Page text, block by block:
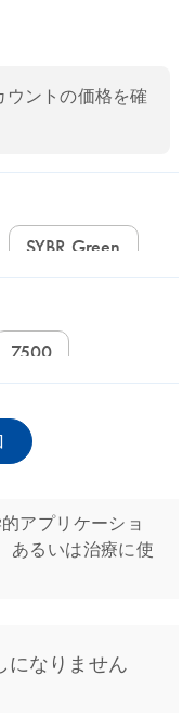
ウントの価格を確
SYBR Green
7500
的アプリケーショ
あるいは治療に使
になりません